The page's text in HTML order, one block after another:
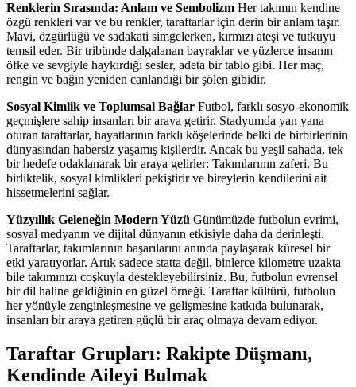
Renklerin Sırasında: Anlam ve Sembolizm Her takımın kendine
özgü renkleri var ve bu renkler, taraftarlar için derin bir anlam taşır.
Mavi, özgürlüğü ve sadakati simgelerken, kırmızı ateşi ve tutkuyu
temsil eder. Bir tribünde dalgalanan bayraklar ve yüzlerce insanın
öfke ve sevgiyle haykırdığı sesler, adeta bir tablo gibi. Her maç,
rengin ve bağın yeniden canlandığı bir şölen gibidir.
Sosyal Kimlik ve Toplumsal Bağlar Futbol, farklı sosyo-ekonomik
geçmişlere sahip insanları bir araya getirir. Stadyumda yan yana
oturan taraftarlar, hayatlarının farklı köşelerinde belki de birbirlerinin
dünyasından habersiz yaşamış kişilerdir. Ancak bu yeşil sahada, tek
bir hedefe odaklanarak bir araya gelirler: Takımlarının zaferi. Bu
birliktelik, sosyal kimlikleri pekiştirir ve bireylerin kendilerini ait
hissetmelerini sağlar.
Yüzyıllık Geleneğin Modern Yüzü Günümüzde futbolun evrimi,
sosyal medyanın ve dijital dünyanın etkisiyle daha da derinleşti.
Taraftarlar, takımlarının başarılarını anında paylaşarak küresel bir
etki yaratıyorlar. Artık sadece statta değil, binlerce kilometre uzakta
bile takımınızı coşkuyla destekleyebilirsiniz. Bu, futbolun evrensel
bir dil haline geldiğinin en güzel örneği. Taraftar kültürü, futbolun
her yönüyle zenginleşmesine ve gelişmesine katkıda bulunarak,
insanları bir araya getiren güçlü bir araç olmaya devam ediyor.
Taraftar Grupları: Rakipte Düşmanı,
Kendinde Aileyi Bulmak